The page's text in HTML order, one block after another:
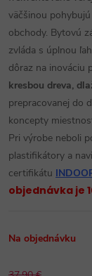
väčšinou
obchody. Bytovú
zvláda s úplnou
dôraz na inováciu
kresbou dreva,
prepracovanej do
koncepty
Pri výrobe neboli
plastifikátory a
certifikátu
objednávka je
Na objednávku